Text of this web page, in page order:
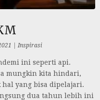
Inspirasi
ini seperti api.
mungkin kita hindari,
yang bisa dipelajari.
dua tahun lebih ini